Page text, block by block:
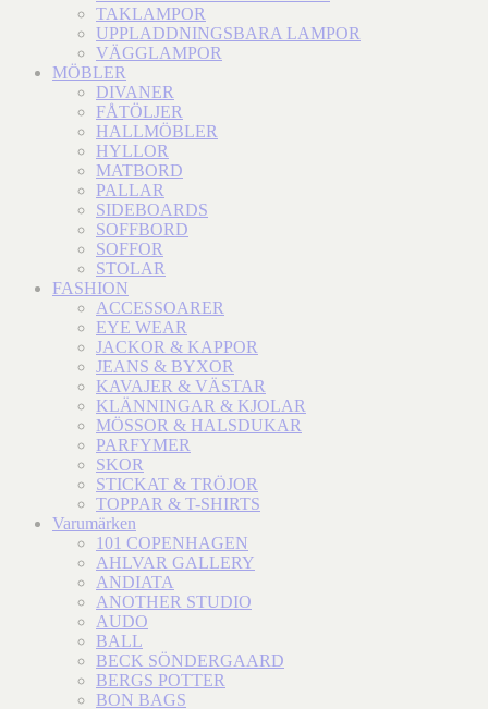
TAKLAMPOR
UPPLADDNINGSBARA LAMPOR
VÄGGLAMPOR
MÖBLER
DIVANER
FÅTÖLJER
HALLMÖBLER
HYLLOR
MATBORD
PALLAR
SIDEBOARDS
SOFFBORD
SOFFOR
STOLAR
FASHION
ACCESSOARER
EYE WEAR
JACKOR & KAPPOR
JEANS & BYXOR
KAVAJER & VÄSTAR
KLÄNNINGAR & KJOLAR
MÖSSOR & HALSDUKAR
PARFYMER
SKOR
STICKAT & TRÖJOR
TOPPAR & T-SHIRTS
Varumärken
101 COPENHAGEN
AHLVAR GALLERY
ANDIATA
ANOTHER STUDIO
AUDO
BALL
BECK SÖNDERGAARD
BERGS POTTER
BON BAGS